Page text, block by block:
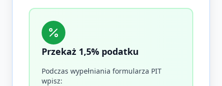
Przekaż 1,5% podatku
Podczas wypełniania formularza PIT
wpisz: